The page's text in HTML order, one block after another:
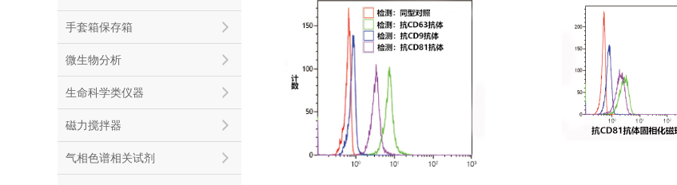
手套箱保存箱
微生物分析
生命科学类仪器
磁力搅拌器
气相色谱相关试剂